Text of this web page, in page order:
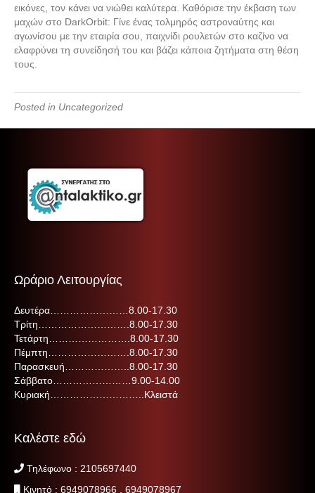
εικόνες, τον κάνει να νιώθει καλύτερα. Καθόρισε την έκβαση των
μαχών στο DarkOrbit: Γίνε ένας τολμηρός αστροναύτης και
αγωνίσου με την εταιρία σου, παιχνίδι ρουλετών στο καζίνο να
ελαφρύνει τη συνείδησή του και βάζει κάποια ζητήματα στη θέση
τους.
Posted in Uncategorized
Ωράριο Λειτουργίας
Δευτέρα……………………8.00-17.30
Τρίτη……………………….8.00-17.30
Τετάρτη…………………….8.00-17.30
Πέμπτη…………………….8.00-17.30
Παρασκευή………………..8.00-17.30
Σάββατο……………………9.00-14.00
Κυριακή………………………..Κλειστά
Καλέστε εδώ
Τηλέφωνο : 2105697440
Κινητό : 6949078966 , 6949078967